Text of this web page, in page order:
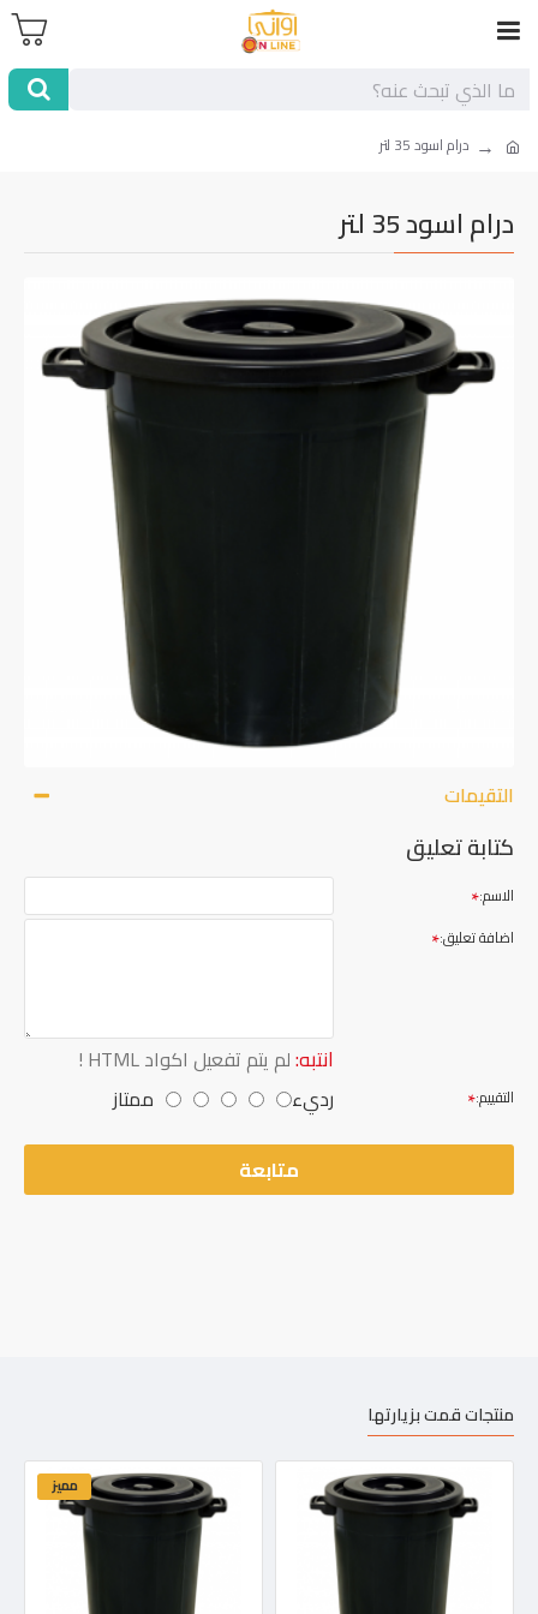
درام اسود 35 لتر
درام اسود 35 لتر
التقيمات
كتابة تعليق
الاسم:
اضافة تعليق:
انتبه:لم يتم تفعيل اكواد HTML !
التقييم: رديء
ممتاز
متابعة
منتجات قمت بزيارتها
مميز